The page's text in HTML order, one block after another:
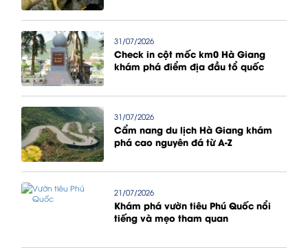
31/07/2026
Check in cột mốc km0 Hà Giang
khám phá điểm địa đầu tổ quốc
31/07/2026
Cẩm nang du lịch Hà Giang khám
phá cao nguyên đá từ A-Z
21/07/2026
Khám phá vườn tiêu Phú Quốc nổi
tiếng và mẹo tham quan